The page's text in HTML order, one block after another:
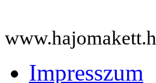
Impresszum